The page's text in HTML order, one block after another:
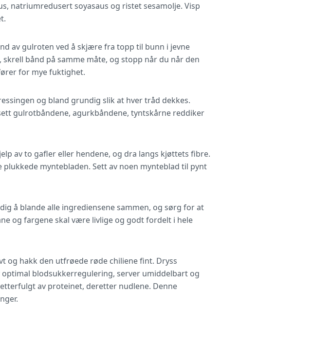
natriumredusert soyasaus og ristet sesamolje. Visp
av gulroten ved å skjære fra topp til bunn i jevne
bånd på samme måte, og stopp når du når den
for mye fuktighet.
og bland grundig slik at hver tråd dekkes.
gulrotbåndene, agurkbåndene, tyntskårne reddiker
av to gafler eller hendene, og dra langs kjøttets fibre.
myntebladen. Sett av noen mynteblad til pynt
å blande alle ingrediensene sammen, og sørg for at
og fargene skal være livlige og godt fordelt i hele
og hakk den utfrøede røde chiliene fint. Dryss
blodsukkerregulering, server umiddelbart og
av proteinet, deretter nudlene. Denne